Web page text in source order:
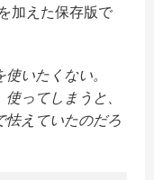
加えた保存版で
いたくない。
ってしまうと、
怯えていたのだろ